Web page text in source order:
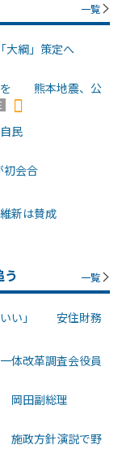
一覧
綱」策定へ
を 熊本地震、公
民
会合
新は賛成
一覧
いい」 安住財務
改革調査会役員
岡田副総理
施政方針演説で野